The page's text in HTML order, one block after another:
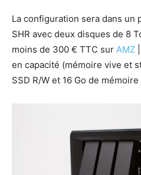
La configuration sera dans un
SHR avec deux disques de 8
moins de 300 € TTC sur AMZ
en capacité (mémoire vive et
SSD R/W et 16 Go de mémoire